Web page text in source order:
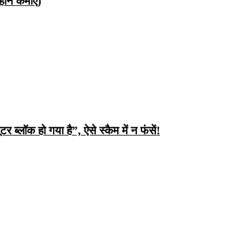
ब्लॉक हो गया है”, ऐसे स्कैम में न फंसें!